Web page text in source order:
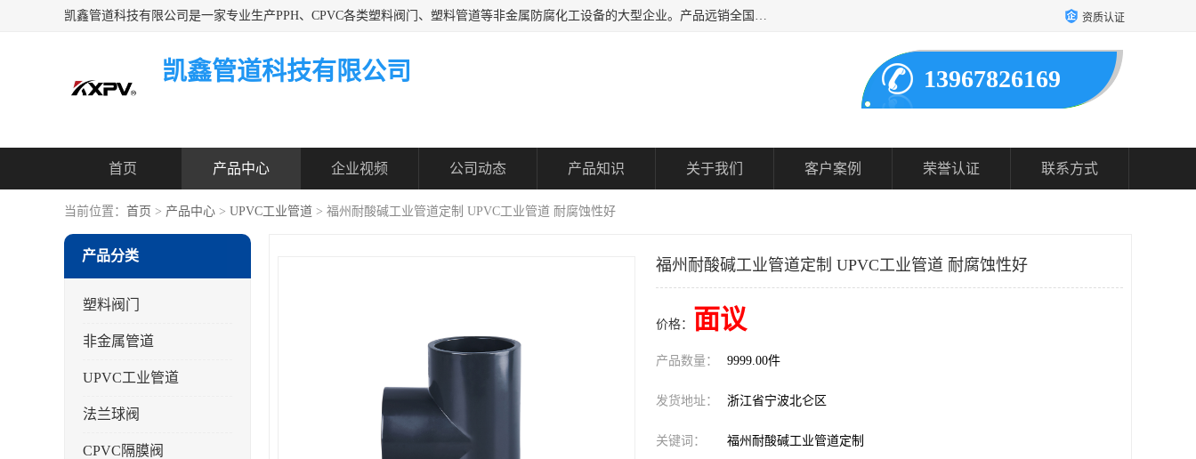
凯鑫管道科技有限公司是一家专业生产PPH、CPVC各类塑料阀门、塑料管道等非金属防腐化工设备的大型企业。产品远销全国三十一个省、市、自治区,广泛应用于化工、石油、氯碱、染料、制药、农药等行业，深受广大用户欢迎，是目前国内生产化工泵、阀门规模较大的生产基地之一。 资质认证
凯鑫管道科技有限公司 13967826169
首页 产品中心 企业视频 公司动态 产品知识 关于我们 客户案例 荣誉认证 联系方式
当前位置： 首页 > 产品中心 > UPVC工业管道 > 福州耐酸碱工业管道定制 UPVC工业管道 耐腐蚀性好
产品分类
塑料阀门
非金属管道
UPVC工业管道
法兰球阀
CPVC隔膜阀
福州耐酸碱工业管道定制 UPVC工业管道 耐腐蚀性好
价格： 面议
产品数量： 9999.00件
发货地址： 浙江省宁波北仑区
关键词： 福州耐酸碱工业管道定制